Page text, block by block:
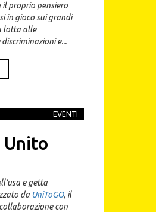
proprio pensiero
in gioco sui grandi
lotta alle
e...
EVENTI
Unito
e getta
da UniToGO, il
con